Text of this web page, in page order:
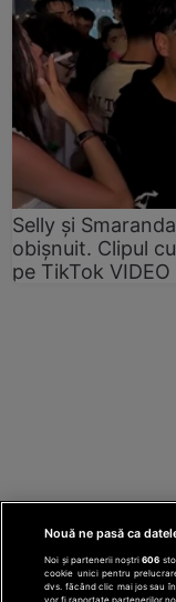
Selly și
obișnuit. Clipul
pe TikTok VIDEO
Nouă ne pasă ca
Noi și partenerii noștri606
cookie unici pentru
dvs. făcând clic mai jos sau
vor fi raportate partenerilor